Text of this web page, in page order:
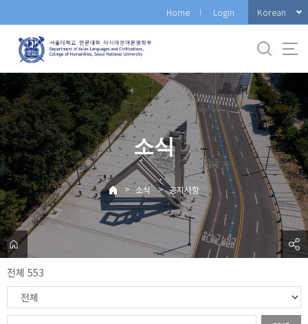
로
메
뉴
Home Login Korean
소식
> 소식 > 공지사항
전체 553